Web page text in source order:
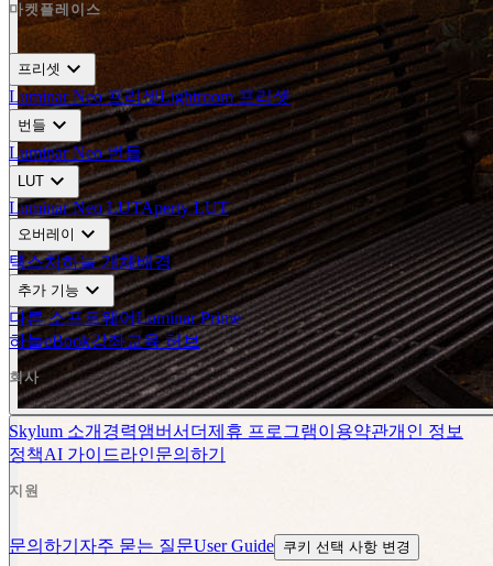
마켓플레이스
프리셋 expand_more
Luminar Neo 프리셋Lightroom 프리셋
번들 expand_more
Luminar Neo 번들
LUT expand_more
Luminar Neo LUTAperty LUT
오버레이 expand_more
텍스처하늘 개체배경
추가 기능 expand_more
다른 소프트웨어Luminar Prime
하늘eBook강좌교육 허브
회사
Skylum 소개 경력앰버서더제휴 프로그램이용약관개인 정보
정책AI 가이드라인문의하기
지원
문의하기 자주 묻는 질문User Guide 쿠키 선택 사항 변경